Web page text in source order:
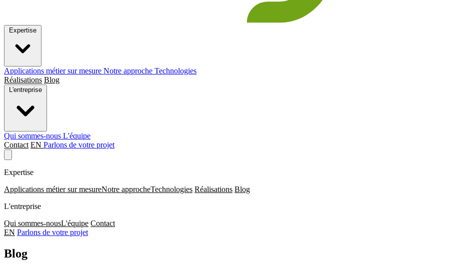
Applications métier sur mesure Notre approche Technologies
Réalisations Blog
Qui sommes-nous L'équipe
Contact EN Parlons de votre projet
Expertise
Applications métier sur mesureNotre approcheTechnologies Réalisations Blog
L'entreprise
Qui sommes-nousL'équipe Contact
EN Parlons de votre projet
Blog